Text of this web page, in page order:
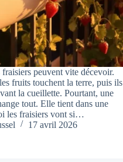
peuvent vite décevoir.
fruits touchent la terre, puis ils
la cueillette. Pourtant, une
tout. Elle tient dans une
les fraisiers vont si…
17 avril 2026